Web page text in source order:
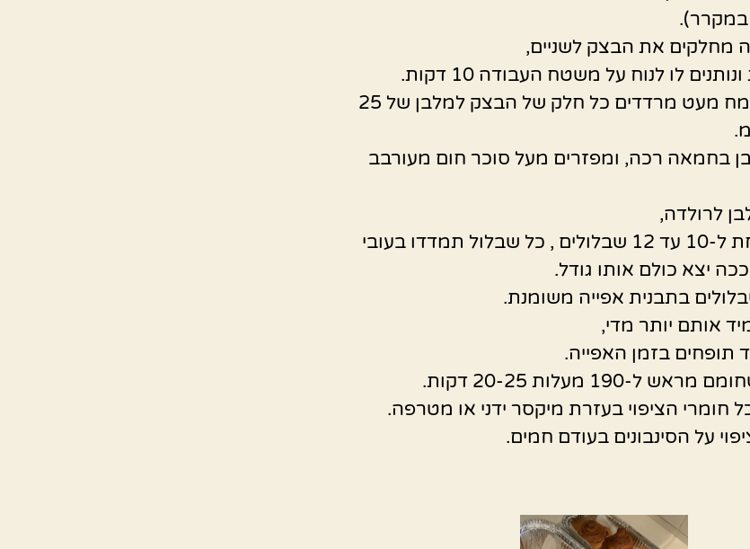
את הבצק לשניים,
לו לנוח על משטח העבודה 10 דקות.
על משטח מקומח מעט מרדדים כל חלק של הבצק למלבן של 25
בחמאה רכה, ומפזרים מעל סוכר חום מעורבב
לרולדה,
וחותכים כל אחת ל-10 עד 12 שבלולים , כל שבלול תמדדו בעובי
בתבנית אפייה משומנת.
אותם יותר מדי,
בזמן האפייה.
ל-190 מעלות 20-25 דקות.
חומרי הציפוי בעזרת מיקסר ידני או מטרפה.
על הסינבונים בעודם חמים.